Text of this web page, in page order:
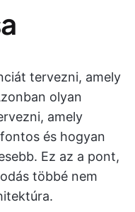
tervezni, amely
olyan
amely
és hogyan
Ez az a pont,
többé nem